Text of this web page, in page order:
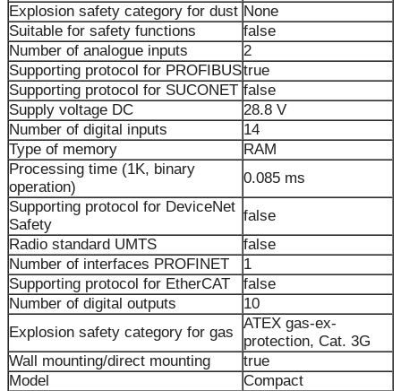
Explosion safety category for dust None
Suitable for safety functions
false
Number of analogue inputs
2
Supporting protocol for PROFIBUStrue
Supporting protocol for SUCONET false
Supply voltage DC
28.8 V
Number of digital inputs
14
Type of memory
RAM
Processing time (1K, binary
operation)
0.085 ms
Supporting protocol for DeviceNet
Safety
false
Radio standard UMTS
false
Number of interfaces PROFINET
1
Supporting protocol for EtherCAT
false
Number of digital outputs
10
Explosion safety category for gas
ATEX gas-ex-
protection, Cat. 3G
Wall mounting/direct mounting
true
Model
Compact